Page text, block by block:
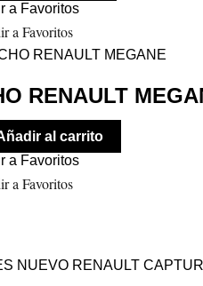
a Favoritos
a Favoritos
RENAULT
al carrito
a Favoritos
a Favoritos